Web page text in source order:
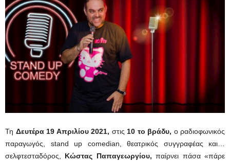
Τη Δευτέρα 19 Απριλίου 2021, στις 10 το βράδυ, ο ραδιοφωνικός
παραγωγός, stand up comedian, θεατρικός συγγραφέας και…
σελφτεσταδόρος, Κώστας Παπαγεωργίου,παίρνει πάσα «πάρε